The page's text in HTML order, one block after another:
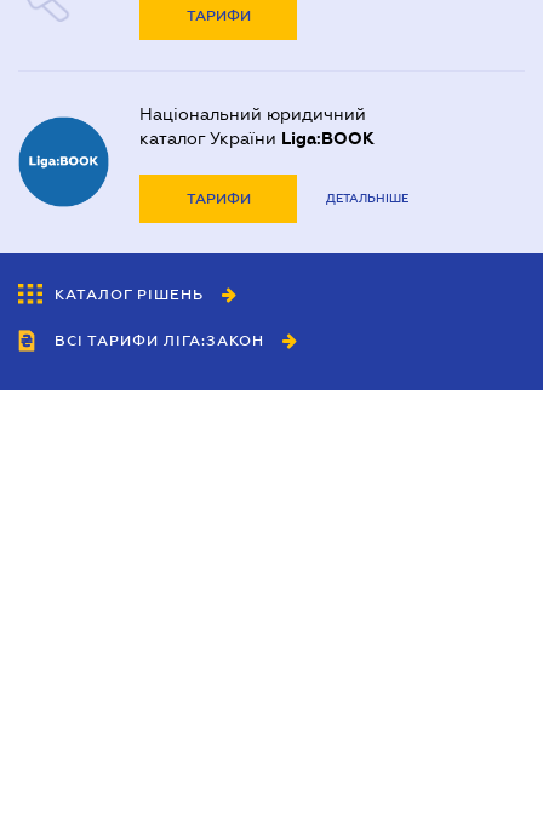
ТАРИФИ
Національний юридичний
каталог України Liga:BOOK
ТАРИФИ ДЕТАЛЬНІШЕ
КАТАЛОГ РІШЕНЬ
ВСІ ТАРИФИ ЛІГА:ЗАКОН